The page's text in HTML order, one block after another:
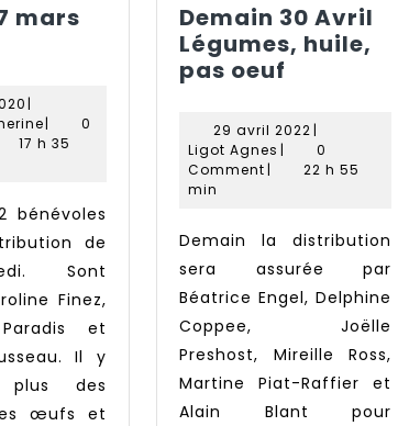
mars
6
mars
2020
|
Paradis
Catherine
|
0
17 h 35
de
Sont
Finez,
et
Il y
des
œufs et
Demain 30 Avril
Légumes, huile,
pas oeuf
Avril
Légumes,
huile,
oeuf
29 avril 202229
avril
2022
|
Ligot Agnes Ligot
Agnes
|
0
Comment |
22 h 55
min
Demain la distribution
sera assurée par
Béatrice Engel, Delphine
Coppee, Joëlle
Preshost, Mireille Ross,
Martine Piat-Raffier et
Alain Blant pour